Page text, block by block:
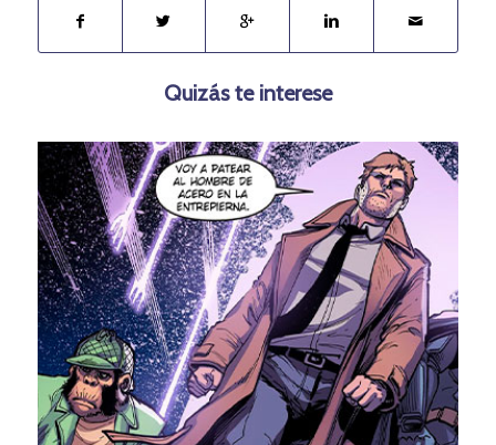
Quizás te interese